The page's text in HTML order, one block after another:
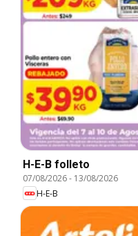
H-E-B folleto
07/08/2026- 13/08/2026
H-E-B